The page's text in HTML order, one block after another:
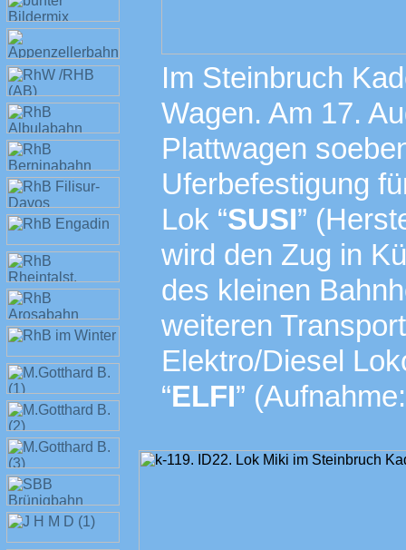
Im Steinbruch
Wagen. Am 17.
Plattwagen
Uferbefestigung
Lok “SUSI”
wird den Zug in
des kleinen
weiteren
Elektro/Diesel
“ELFI”